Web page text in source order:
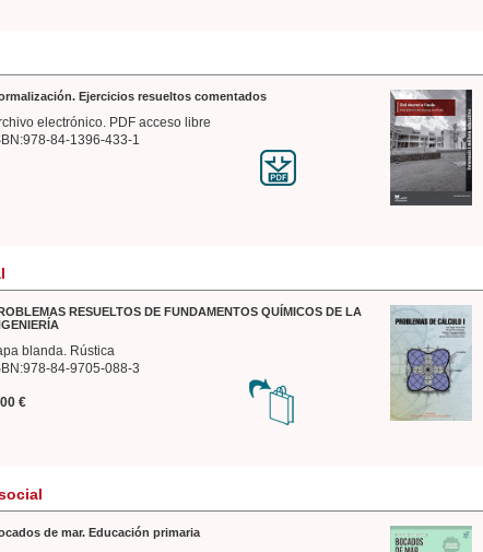
Ejercicios resueltos comentados
electrónico. PDF acceso libre
84-1396-433-1
RESUELTOS DE FUNDAMENTOS QUÍMICOS DE LA
blanda. Rústica
84-9705-088-3
€
de mar. Educación primaria